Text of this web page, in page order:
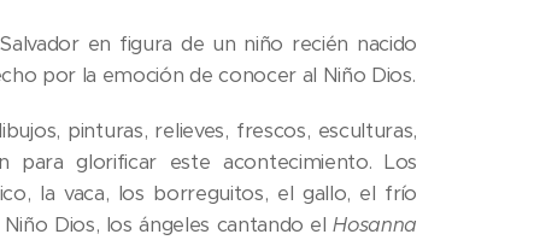
en figura de un niño recién nacido
por la emoción de conocer al Niño Dios.
pinturas, relieves, frescos, esculturas,
glorificar este acontecimiento. Los
la vaca, los borreguitos, el gallo, el frío
Dios, los ángeles cantando elHosanna